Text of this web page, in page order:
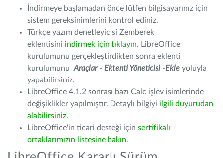
İndirmeye başlamadan önce lütfen bilgisayarınız için
sistem gereksinimlerini kontrol ediniz.
Türkçe yazım denetleyicisi Zemberek
eklentisini indirmek için tıklayın. LibreOffice
kurulumunu gerçekleştirdikten sonra eklenti
kurulumunu Araçlar - Ektenti Yöneticisi -Ekle yoluyla
yapabilirsiniz.
LibreOffice 4.1.2 sonrası bazı Calc işlev isimlerinde
değişiklikler yapılmıştır. Detaylı bilgiyi ilgili duyurudan
alabilirsiniz.
LibreOffice'in ticari desteği için sertifikalı
ortaklarımızın listesine bakın.